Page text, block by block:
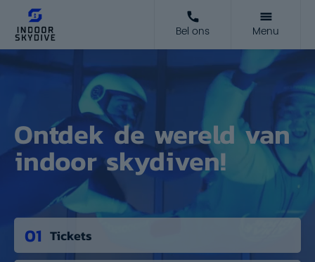
Bel ons Menu
Ontdek de wereld van
indoor skydiven!
01 Tickets